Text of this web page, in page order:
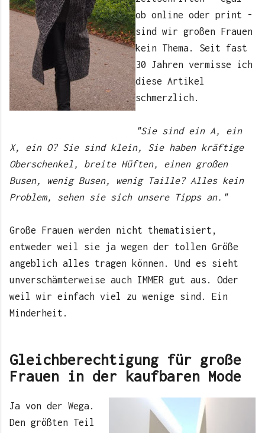
ob online oder print -
sind wir großen Frauen
kein Thema. Seit fast
30 Jahren vermisse ich
diese Artikel
schmerzlich.
"Sie sind ein A, ein
X, ein O? Sie sind klein, Sie haben kräftige
Oberschenkel, breite Hüften, einen großen
Busen, wenig Busen, wenig Taille? Alles kein
Problem, sehen sie sich unsere Tipps an."
Große Frauen werden nicht thematisiert,
entweder weil sie ja wegen der tollen Größe
angeblich alles tragen können. Und es sieht
unverschämterweise auch IMMER gut aus. Oder
weil wir einfach viel zu wenige sind. Ein
Minderheit.
Gleichberechtigung für große
Frauen in der kaufbaren Mode
Ja von der Wega.
Den größten Teil